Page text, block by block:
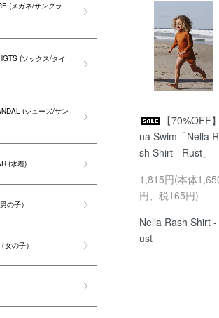
【70%OFF
na Swim「Nella
sh Shirt - Rust」
1,815円(本体
円、税165円)
Nella Rash Shirt -
ust
(メガネ/サングラ
(ソックス/タイ
(シューズ/サン
(水着)
の子）
女の子）